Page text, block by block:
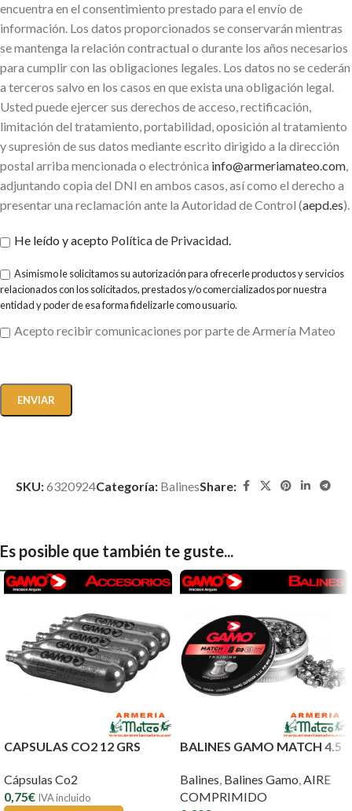
encuentra en el consentimiento prestado para el envío de
información. Los datos proporcionados se conservarán mientras
se mantenga la relación contractual o durante los años necesarios
para cumplir con las obligaciones legales. Los datos no se cederán
a terceros salvo en los casos en que exista una obligación legal.
Usted puede ejercer sus derechos de acceso, rectificación,
limitación del tratamiento, portabilidad, oposición al tratamiento
y supresión de sus datos mediante escrito dirigido a la dirección
postal arriba mencionada o electrónica info@armeriamateo.com,
adjuntando copia del DNI en ambos casos, así como el derecho a
presentar una reclamación ante la Autoridad de Control (aepd.es).
He leído y acepto Política de Privacidad.
Asimismo le solicitamos su autorización para ofrecerle productos y servicios
relacionados con los solicitados, prestados y/o comercializados por nuestra
entidad y poder de esa forma fidelizarle como usuario.
Acepto recibir comunicaciones por parte de Armería Mateo
SKU:6320924Categoría: BalinesShare:
Es posible que también te guste...
CAPSULAS CO2 12 GRS
Cápsulas Co2
0,75€ IVA incluido
BALINES GAMO MATCH 4.5
Balines, Balines Gamo,AIRE
COMPRIMIDO